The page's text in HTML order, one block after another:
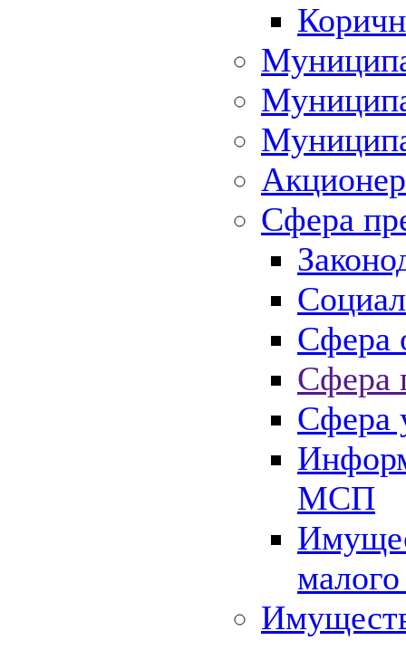
Сфера
Сфера
Сфера
Сфера
МСП